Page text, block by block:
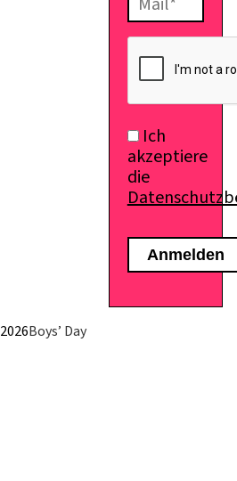
Ich
akzeptiere
die
2026Boys’ Day